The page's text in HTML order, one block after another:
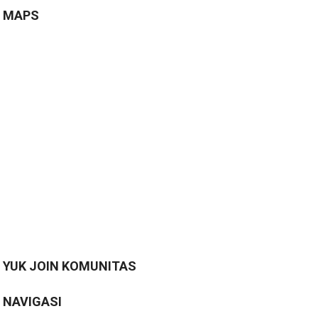
MAPS
YUK JOIN KOMUNITAS
NAVIGASI